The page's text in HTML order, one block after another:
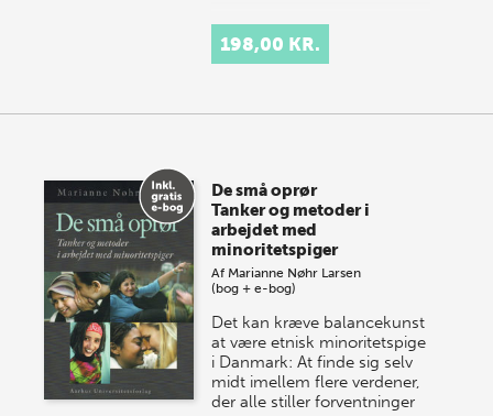
198,00 KR.
De små oprør
Tanker og metoder i
arbejdet med
minoritetspiger
Af Marianne Nøhr Larsen
(bog + e-bog)
Det kan kræve balancekunst
at være etnisk mi­no­ritetspige
i Danmark: At finde sig selv
midt imellem flere verdener,
der alle stiller forvent­ninger